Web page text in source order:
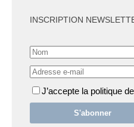
INSCRIPTION
J’accepte la politique